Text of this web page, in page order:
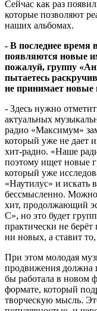
Сейчас как раз
которые позволяют
наших альбомах.
- В последнее время
появляются новые
пожалуй, группу
пытаетесь
не принимает новые
- Здесь нужно
актуальных
радио «Максимум»
который уже не дает
хит-радио. «Наше
поэтому ищет новые
который уже
«Наутилус» и искать
бессмысленно. Можно
хит, продолжающий
С», но это будет
практически не
ни новых, а ставит
При этом молодая
продвижения должна
бы работала в новом
формате, который
творческую мысль.